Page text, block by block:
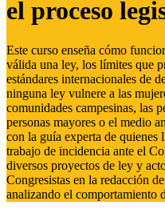
el proceso
Este curso enseña cómo
válida una ley, los límites que
estándares internacionales de
ninguna ley vulnere a las
comunidades campesinas, las
personas mayores o el medio
con la guía experta de quienes
trabajo de incidencia ante el
diversos proyectos de ley y
Congresistas en la redacción
analizando el comportamiento